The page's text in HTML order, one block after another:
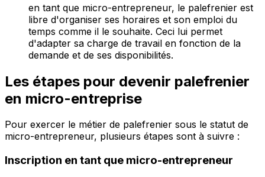
en tant que micro-entrepreneur, le palefrenier est
libre d'organiser ses horaires et son emploi du
temps comme il le souhaite. Ceci lui permet
d'adapter sa charge de travail en fonction de la
demande et de ses disponibilités.
Les étapes pour devenir palefrenier
en micro-entreprise
Pour exercer le métier de palefrenier sous le statut de
micro-entrepreneur, plusieurs étapes sont à suivre :
Inscription en tant que micro-entrepreneur